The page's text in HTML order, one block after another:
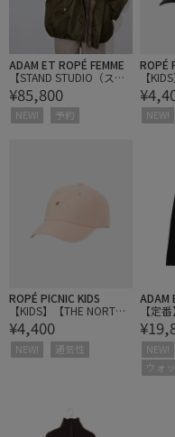
ADAM ET ROPÉ FEMME
【STAND STUDIO（スタ
ンド スタジオ）】Thilda
Jacket
¥85,800
NEW! 予約
ROPÉ
【
ACE/
ス】K
NEW!
ROPÉ PICNIC KIDS
【KIDS】【THE NORTH F
ACE/ザ・ノース・フェイ
ス】K Small Logo Cap
¥4,400
NEW! 通気性
ADAM
【定
タート
ーバー
NEW!
ウォ